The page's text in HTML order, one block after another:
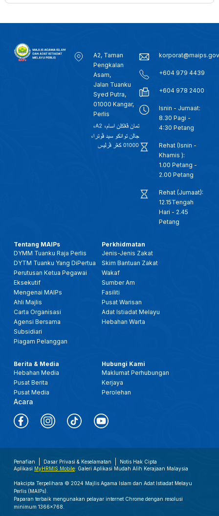
A2, Taman
Pengkalan
Asam,
Jalan Tuanku
Syed Putra,
01000 Kangar,
Perlis
+604 979 4439
+604 978 2400
Isnin - Jumaat:
8.30 Pagi -
4:30 Petang
Rehat (Isnin -
Khamis ):
1.00 Petang -
2.00 Petang
Rehat (Jumaat):
12.15Tengah
Hari - 2.45
Petang
Tentang MAIPs
DYMM Tuanku Raja Perlis
DYTM Tuanku Yang DiPertua
Perutusan Ketua Pegawai
Eksekutif
Mengenai MAIPs
Ahli Majlis
Carta Organisasi
Agensi Bersama
Subsidiari
Piagam Pelanggan
Perkhidmatan
Jenis-Jenis Zakat
Skim Bantuan Zakat
Wakaf
Sumber Am
Fasiliti
Pusat Warisan
Adat Istiadat Melayu
Hebahan Warta
Berita & Media
Hebahan Media
Pusat Berita
Pusat Media
Acara
Hubungi Kami
Maklumat Perhubungan
Kerjaya
Perolehan
Penafian Dasar Privasi & Keselamatan
Notis Hak Cipta
Aplikasi MyHRMIS Mobile: Galeri Aplikasi Mudah Alih Kerajaan Malaysia
Hakcipta Terpelihara © 2024 Majlis Agama Islam dan Adat Istiadat Melayu
Perlis (MAIPs).
Paparan terbaik mengunakan pelayar internet Chrome dengan resolusi
minimum 1366x768.